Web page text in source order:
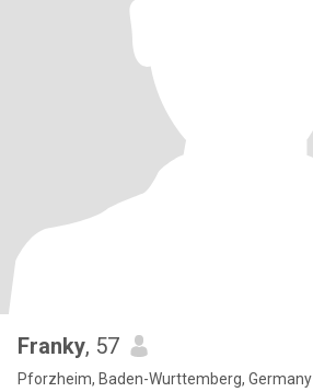
Franky, 57
Pforzheim, Baden-Wurttemberg, Germany